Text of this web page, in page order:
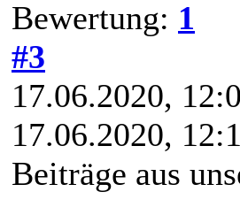
Bewertung: 1
#3
17.06.2020,
17.06.2020,
Beiträge aus